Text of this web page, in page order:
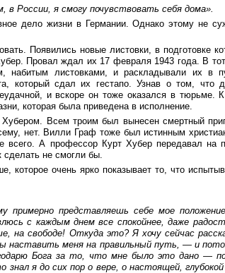
России, я смогу почувствовать себя дома».
дело жизни в Германии. Однако этому не
Появились новые листовки, в подготовке
Провал ждал их 17 февраля 1943 года. В
листовками, и раскладывали их в
который сдал их гестапо. Узнав о том, что
и вскоре он тоже оказался в тюрьме.
которая была приведена в исполнение.
Всем троим был вынесен смертный
нет. Вилли Граф тоже был истинным
А профессор Курт Хубер передавал на
не смогли бы.
очень ярко показывает то, что
примерно представляешь себе мое
с каждым днем все спокойнее, даже
на свободе! Откуда это? Я хочу сейчас
наставить меня на правильный путь, — и
Бога за то, что мне было это дано —
я до сих пор о вере, о настоящей, глубокой